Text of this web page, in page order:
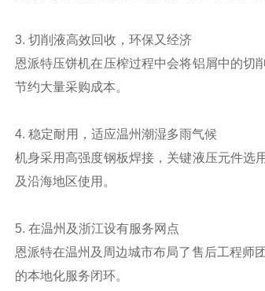
3. 切削液高效回收，环保又经济
恩派特压饼机在压榨过程中会将铝屑中的切
节约大量采购成本。
4. 稳定耐用，适应温州潮湿多雨气候
机身采用高强度钢板焊接，关键液压元件选
及沿海地区使用。
5. 在温州及浙江设有服务网点
恩派特在温州及周边城市布局了售后工程师
的本地化服务闭环。